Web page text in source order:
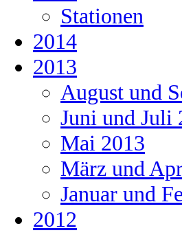
Stationen
2014
2013
August und
Juni und Juli
Mai 2013
März und
Januar und
2012